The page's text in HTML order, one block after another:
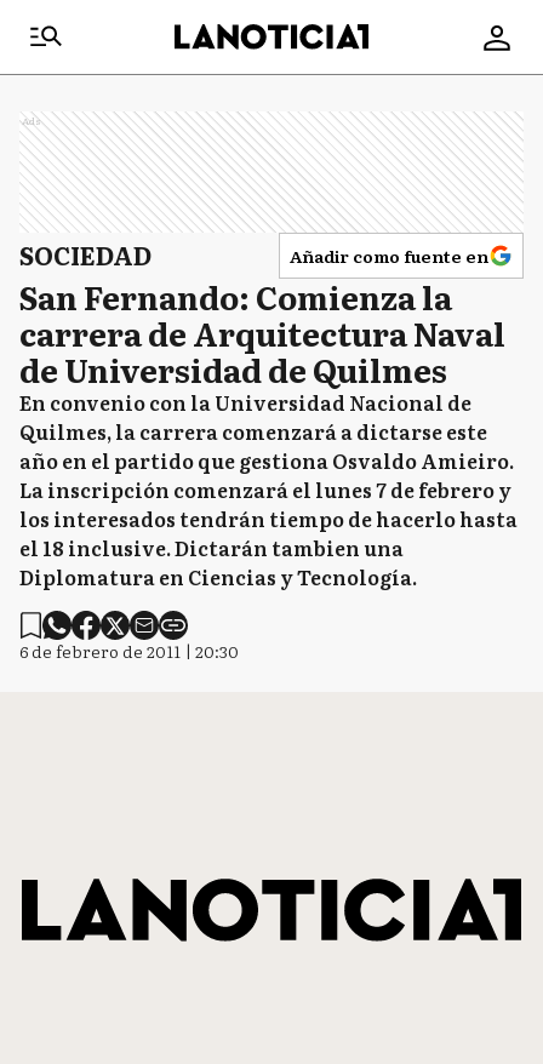
Ads
SOCIEDAD Añadir como fuente en
San Fernando: Comienza la
carrera de Arquitectura Naval
de Universidad de Quilmes
En convenio con la Universidad Nacional de
Quilmes, la carrera comenzará a dictarse este
año en el partido que gestiona Osvaldo Amieiro.
La inscripción comenzará el lunes 7 de febrero y
los interesados tendrán tiempo de hacerlo hasta
el 18 inclusive. Dictarán tambien una
Diplomatura en Ciencias y Tecnología.
6 de febrero de 2011 | 20:30